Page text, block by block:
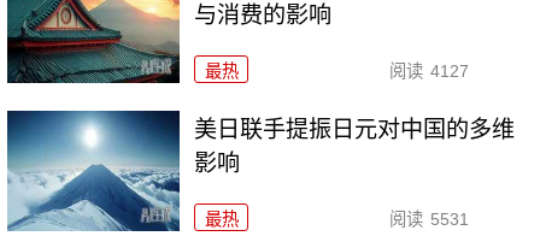
与消费的影响
最热 阅读 4127
美日联手提振日元对中国的多维
影响
最热 阅读 5531